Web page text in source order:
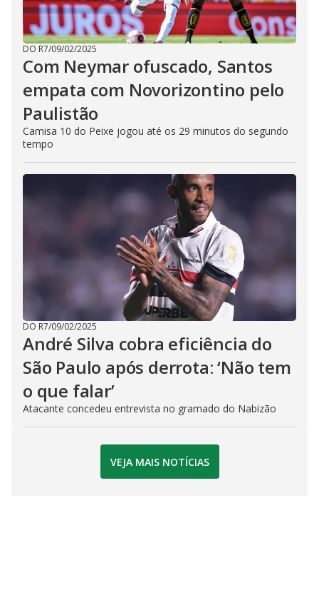
DO R7/09/02/2025
Com Neymar ofuscado, Santos
empata com Novorizontino pelo
Paulistão
Camisa 10 do Peixe jogou até os 29 minutos do segundo
tempo
DO R7/09/02/2025
André Silva cobra eficiência do
São Paulo após derrota: ‘Não tem
o que falar’
Atacante concedeu entrevista no gramado do Nabizão
VEJA MAIS NOTÍCIAS